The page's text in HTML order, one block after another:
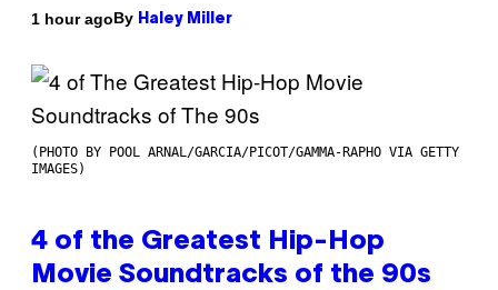
1 hour agoBy Haley Miller
(PHOTO BY POOL ARNAL/GARCIA/PICOT/GAMMA-RAPHO VIA GETTY
IMAGES)
4 of the Greatest Hip-Hop
Movie Soundtracks of the 90s